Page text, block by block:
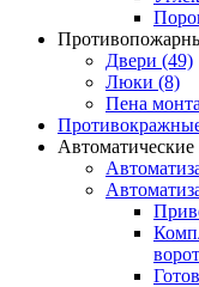
Двери (49)
Люки (8)
Пена
Автоматические
ворот